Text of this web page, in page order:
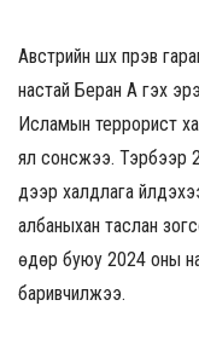
Австрийн шүүх пүрэв
настай Беран А гэх
Исламын террорист
ял сонсжээ. Тэрбээр
дээр халдлага
албаныхан таслан
өдөр буюу 2024 оны
баривчилжээ.